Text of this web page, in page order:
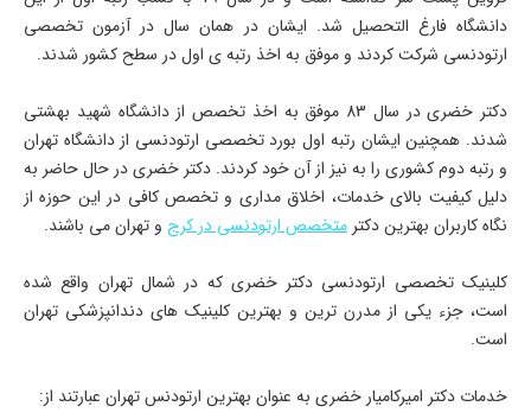
دانشگاه فارغ التحصیل شد. ایشان در همان سال در آزمون تخصصی
ارتودنسی شرکت کردند و موفق به اخذ رتبه ی اول در سطح کشور شدند.
دکتر خضری در سال 83 موفق به اخذ تخصص از دانشگاه شهید بهشتی
شدند. همچنین ایشان رتبه اول بورد تخصصی ارتودنسی از دانشگاه تهران
و رتبه دوم کشوری را به نیز از آن خود کردند. دکتر خضری در حال حاضر به
دلیل کیفیت بالای خدمات، اخلاق مداری و تخصص کافی در این حوزه از
نگاه کاربران بهترین دکتر متخصص ارتودنسی در کرج و تهران می باشند.
کلینیک تخصصی ارتودنسی دکتر خضری که در شمال تهران واقع شده
است، جزء یکی از مدرن ترین و بهترین کلینیک های دندانپزشکی تهران
است.
خدمات دکتر امیرکامیار خضری به عنوان بهترین ارتودنس تهران عبارتند از: